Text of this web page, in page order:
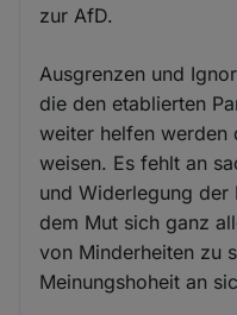
zur AfD.
Ausgrenzen und
die den etablierten
weiter helfen werden
weisen. Es fehlt an
und Widerlegung
dem Mut sich ganz
von Minderheiten zu
Meinungshoheit an